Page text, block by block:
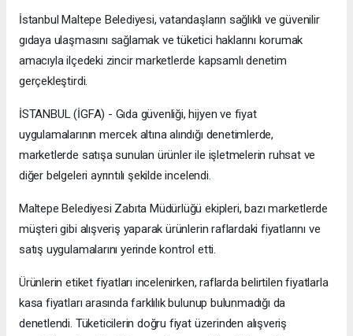
İstanbul Maltepe Belediyesi, vatandaşların sağlıklı ve güvenilir
gıdaya ulaşmasını sağlamak ve tüketici haklarını korumak
amacıyla ilçedeki zincir marketlerde kapsamlı denetim
gerçekleştirdi.
İSTANBUL (İGFA) - Gıda güvenliği, hijyen ve fiyat
uygulamalarının mercek altına alındığı denetimlerde,
marketlerde satışa sunulan ürünler ile işletmelerin ruhsat ve
diğer belgeleri ayrıntılı şekilde incelendi.
Maltepe Belediyesi Zabıta Müdürlüğü ekipleri, bazı marketlerde
müşteri gibi alışveriş yaparak ürünlerin raflardaki fiyatlarını ve
satış uygulamalarını yerinde kontrol etti.
Ürünlerin etiket fiyatları incelenirken, raflarda belirtilen fiyatlarla
kasa fiyatları arasında farklılık bulunup bulunmadığı da
denetlendi. Tüketicilerin doğru fiyat üzerinden alışveriş